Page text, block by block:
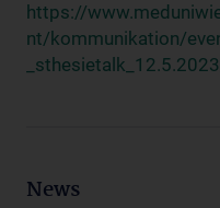
https://
nt/kommunikation/
News